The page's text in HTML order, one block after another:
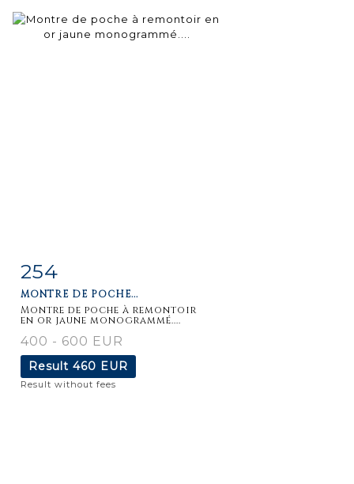
Item detail
254
MONTRE DE POCHE...
Montre de poche à remontoir
en or jaune monogrammé....
400 - 600 EUR
Result 460 EUR
Result without fees